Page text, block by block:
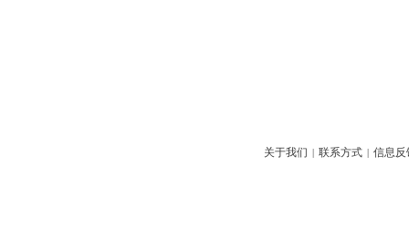
关于我们 | 联系方式 | 信息反